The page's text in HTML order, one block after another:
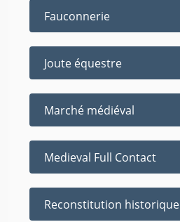
Fauconnerie
Joute équestre
Marché médiéval
Medieval Full Contact
Reconstitution historique